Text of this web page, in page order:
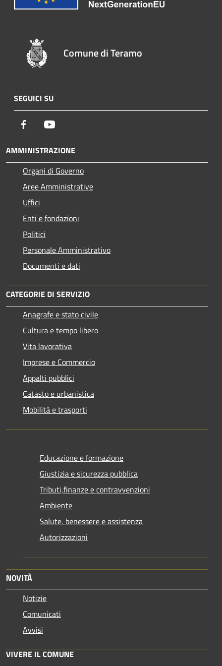
Comune di Teramo
SEGUICI SU
Facebook
AMMINISTRAZIONE
Organi di Governo
Aree Amministrative
Uffici
Enti e fondazioni
Politici
Personale Amministrativo
Documenti e dati
CATEGORIE DI SERVIZIO
Anagrafe e stato civile
Cultura e tempo libero
Vita lavorativa
Imprese e Commercio
Appalti pubblici
Catasto e urbanistica
Mobilità e trasporti
Educazione e formazione
Giustizia e sicurezza pubblica
Tributi,finanze e contravvenzioni
Ambiente
Salute, benessere e assistenza
Autorizzazioni
NOVITÀ
Notizie
Comunicati
Avvisi
VIVERE IL COMUNE